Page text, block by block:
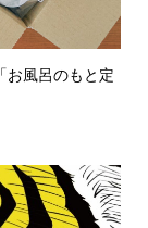
お風呂のもと定